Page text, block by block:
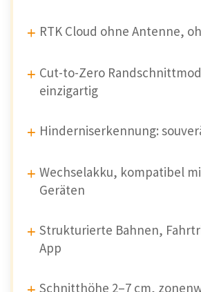
RTK Cloud ohne Antenne,
Cut-to-Zero
einzigartig
Hinderniserkennung:
Wechselakku, kompatibel
Geräten
Strukturierte Bahnen,
App
Schnitthöhe 2–7 cm,